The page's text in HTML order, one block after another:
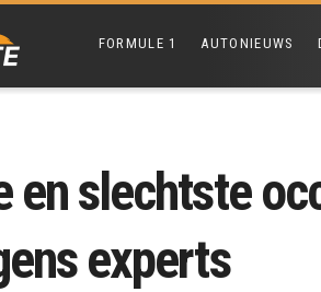
FORMULE 1 AUTONIEUWS
en slechtste
experts